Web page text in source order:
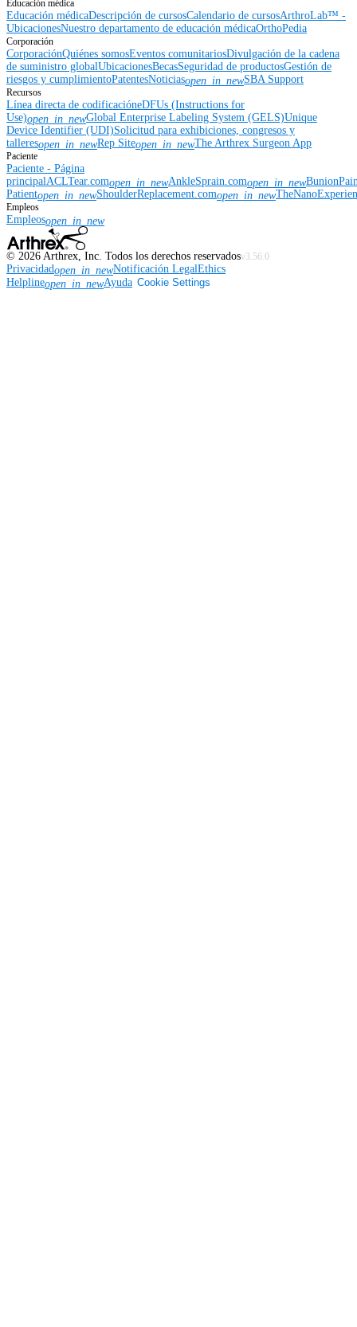
Educación médica
Educación médicaDescripción de cursosCalendario de cursosArthroLab™ -
UbicacionesNuestro departamento de educación médicaOrthoPedia
Corporación
CorporaciónQuiénes somosEventos comunitariosDivulgación de la cadena
de suministro globalUbicacionesBecasSeguridad de productosGestión de
riesgos y cumplimientoPatentesNoticiasopen_in_newSBA Support
Recursos
Línea directa de codificacióneDFUs (Instructions for
Use)open_in_newGlobal Enterprise Labeling System (GELS)Unique
Device Identifier (UDI)Solicitud para exhibiciones, congresos y
talleresopen_in_newRep Siteopen_in_newThe Arthrex Surgeon App
Paciente
Paciente - Página
principalACLTear.comopen_in_newAnkleSprain.comopen_in_new
Patientopen_in_newShoulderReplacement.comopen_in_new
Empleos
Empleosopen_in_new
© 2026 Arthrex, Inc. Todos los derechos reservadosv3.56.0
Privacidadopen_in_newNotificación LegalEthics
Helplineopen_in_newAyuda Cookie Settings